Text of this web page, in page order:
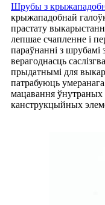
Шрубы з
крыжападобнай
прастату
лепшае счапленне і
параўнанні з шрубамі
верагоднасць
прыдатнымі для
патрабуюць
мацавання ўнутраных
канструкцыйных